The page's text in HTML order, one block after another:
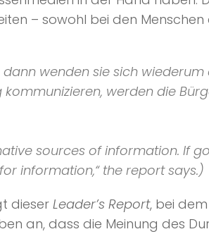
– sowohl bei den
wenden sie sich
werden die
sources of information. If
information,“the report says.)
dieser Leader’s Report, bei
an, dass die Meinung des